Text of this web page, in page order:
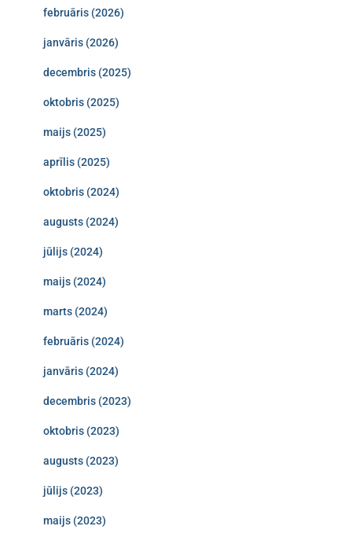
februāris (2026)
janvāris (2026)
decembris (2025)
oktobris (2025)
maijs (2025)
aprīlis (2025)
oktobris (2024)
augusts (2024)
jūlijs (2024)
maijs (2024)
marts (2024)
februāris (2024)
janvāris (2024)
decembris (2023)
oktobris (2023)
augusts (2023)
jūlijs (2023)
maijs (2023)